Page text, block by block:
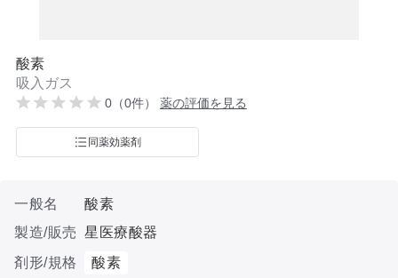
酸素
吸入ガス
0（0件） 薬の評価を見る
同薬効薬剤
一般名
酸素
製造/販売 星医療酸器
剤形/規格
酸素